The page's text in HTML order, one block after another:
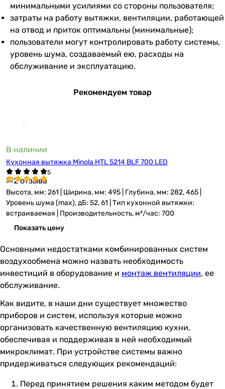
минимальными усилиями со стороны пользователя;
затраты на работу вытяжки, вентиляции, работающей
на отвод и приток оптимальны (минимальные);
пользователи могут контролировать работу системы,
уровень шума, создаваемый ею, расходы на
обслуживание и эксплуатацию.
Рекомендуем товар
В наличии
Кухонная вытяжка Minola HTL 5214 BLF 700 LED
2 отзыва
Высота, мм: 261 | Ширина, мм: 495 | Глубина, мм: 282, 465 |
Уровень шума (max), дБ: 52, 61 | Тип кухонной вытяжки:
встраиваемая | Производительность, м³/час: 700
Показать цену
Основными недостатками комбинированных систем
воздухообмена можно назвать необходимость
инвестиций в оборудование и монтаж вентиляции, ее
обслуживание.
Как видите, в наши дни существует множество
приборов и систем, используя которые можно
организовать качественную вентиляцию кухни,
обеспечивая и поддерживая в ней необходимый
микроклимат. При устройстве системы важно
придерживаться следующих рекомендаций:
Перед принятием решения каким методом будет